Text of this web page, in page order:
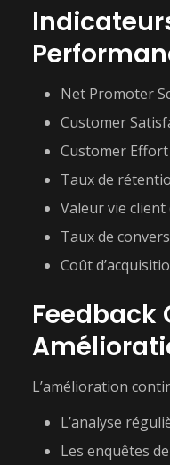
Net Promoter
Customer
Customer Effort
Taux de
Valeur vie client
Taux de
Coût
Feedback
L’amélioration
L’analyse
Les enquêtes